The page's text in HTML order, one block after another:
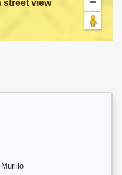
street view